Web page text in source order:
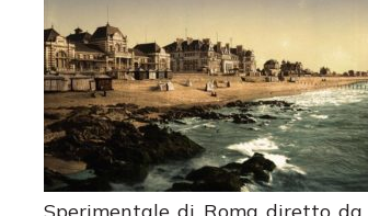
Sperimentale di Roma diretto da